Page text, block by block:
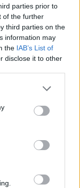
parties prior to
of the further
third parties on the
information may
the IAB’s List of
disclose it to other
or more Google
You may click to
party tags to
in below Google
durch
verstärkt. Die
Daten zeigen,
Fälle.
die
psychischen
wird. Das
zur Stärkung